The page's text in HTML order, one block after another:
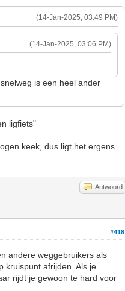
(14-Jan-2025, 03:49 PM)
(14-Jan-2025, 03:06 PM)
is een heel ander
ligfiets"
keek, dus ligt het ergens
Antwoord
#418
andere weggebruikers als
kruispunt afrijden. Als je
rijdt je gewoon te hard voor